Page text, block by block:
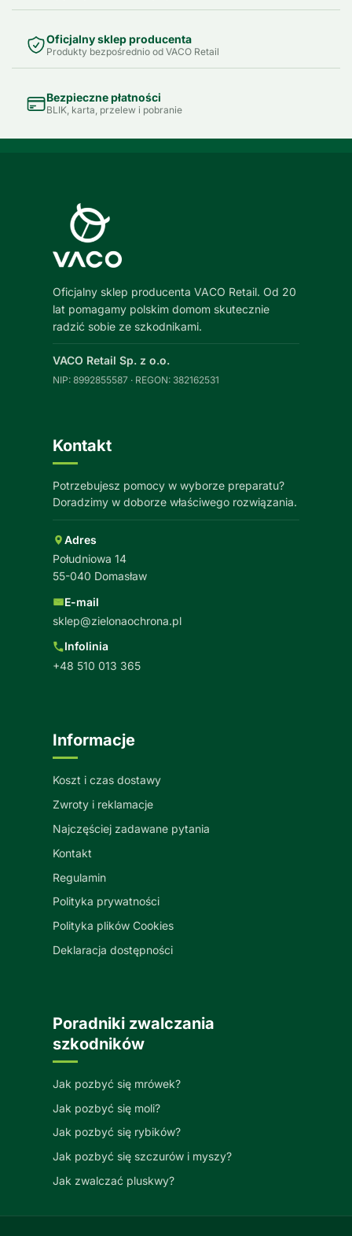
Oficjalny sklep producenta
Produkty bezpośrednio od VACO Retail
Bezpieczne płatności
BLIK, karta, przelew i pobranie
Oficjalny sklep producenta VACO Retail. Od 20
lat pomagamy polskim domom skutecznie
radzić sobie ze szkodnikami.
VACO Retail Sp. z o.o.
NIP: 8992855587 · REGON: 382162531
Kontakt
Potrzebujesz pomocy w wyborze preparatu?
Doradzimy w doborze właściwego rozwiązania.
Adres
Południowa 14
55-040 Domasław
E-mail
sklep@zielonaochrona.pl
Infolinia
+48 510 013 365
Informacje
Koszt i czas dostawy
Zwroty i reklamacje
Najczęściej zadawane pytania
Kontakt
Regulamin
Polityka prywatności
Polityka plików Cookies
Deklaracja dostępności
Poradniki zwalczania
szkodników
Jak pozbyć się mrówek?
Jak pozbyć się moli?
Jak pozbyć się rybików?
Jak pozbyć się szczurów i myszy?
Jak zwalczać pluskwy?